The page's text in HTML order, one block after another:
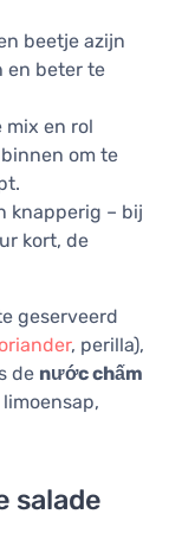
beetje azijn
en beter te
mix en rol
om te
knapperig – bij
kort, de
geserveerd
, perilla),
de nước chấm
salade